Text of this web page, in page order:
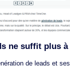
ne suffit plus à
de leads et ses